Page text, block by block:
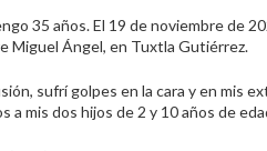
35 años. El 19 de noviembre de
Miguel Ángel, en Tuxtla Gutiérrez.
sufrí golpes en la cara y en mis
a mis dos hijos de 2 y 10 años de